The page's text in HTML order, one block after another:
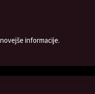
informacije.